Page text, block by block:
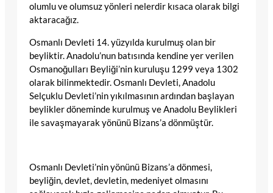
olumlu ve olumsuz yönleri nelerdir kısaca olarak bilgi
aktaracağız.
Osmanlı Devleti 14. yüzyılda kurulmuş olan bir
beyliktir. Anadolu’nun batısında kendine yer verilen
Osmanoğulları Beyliği’nin kuruluşu 1299 veya 1302
olarak bilinmektedir. Osmanlı Devleti, Anadolu
Selçuklu Devleti’nin yıkılmasının ardından başlayan
beylikler döneminde kurulmuş ve Anadolu Beylikleri
ile savaşmayarak yönünü Bizans’a dönmüştür.
Osmanlı Devleti’nin yönünü Bizans’a dönmesi,
beyliğin, devlet, devletin, medeniyet olmasını